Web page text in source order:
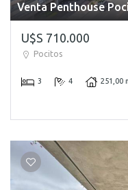
Venta Penthouse
U$S 710.000
Pocitos
3 4 251,00